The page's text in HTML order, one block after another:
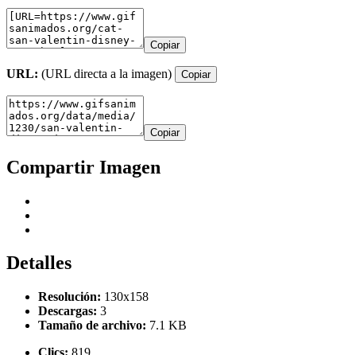
Copiar
URL: (URL directa a la imagen) Copiar
Copiar
Compartir Imagen
Detalles
Resolución: 130x158
Descargas: 3
Tamaño de archivo: 7.1 KB